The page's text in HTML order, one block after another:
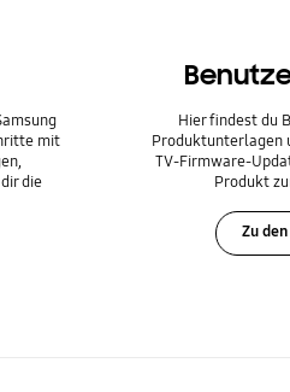
mit
die
Hier findest du
Produktunterlagen
TV-Firmware-
Produkt
Zu